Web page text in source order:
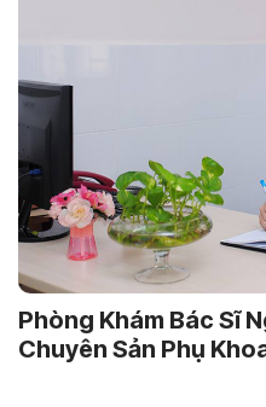
Phòng Khám Bác Sĩ
Chuyên Sản Phụ